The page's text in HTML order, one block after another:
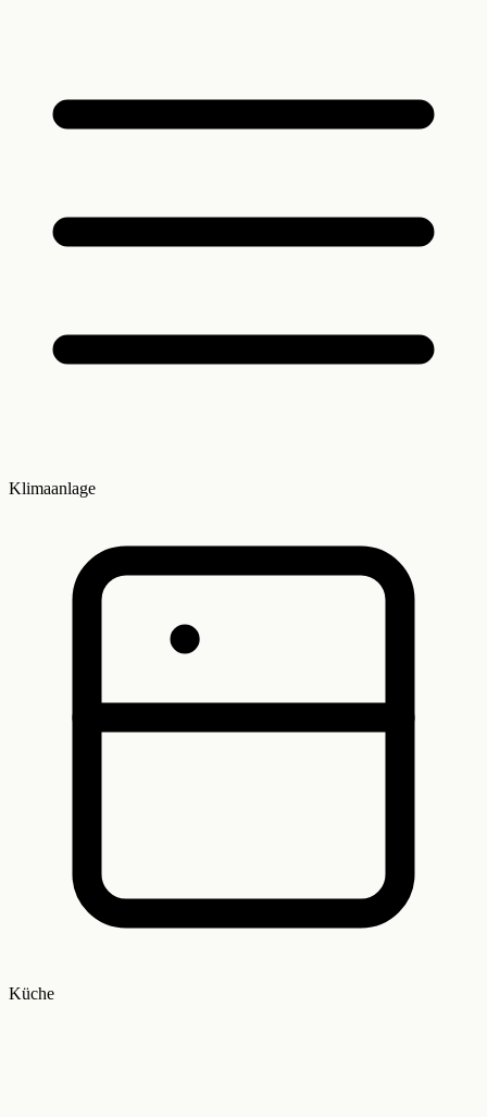
Klimaanlage
Küche